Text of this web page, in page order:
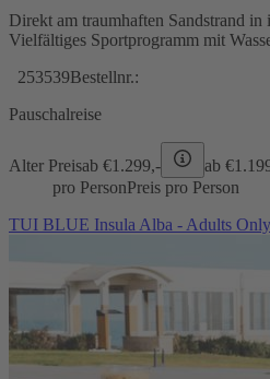
Direkt am traumhaften Sandstrand
Vielfältiges Sportprogramm mit
253539Bestellnr.:
Pauschalreise
Alter Preisab €1.299,- ab €
pro PersonPreis pro Person
TUI BLUE Insula Alba - Adults